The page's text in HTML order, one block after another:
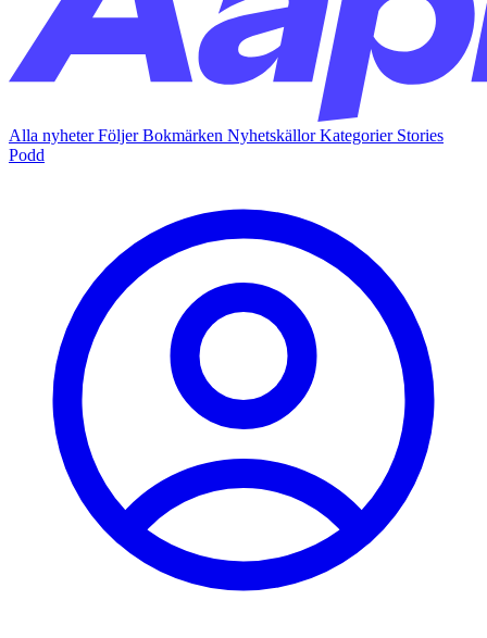
Alla nyheterFöljerBokmärken NyhetskällorKategorier Stories
Podd